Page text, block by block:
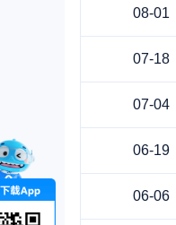
08-01
07-18
07-04
06-19
06-06